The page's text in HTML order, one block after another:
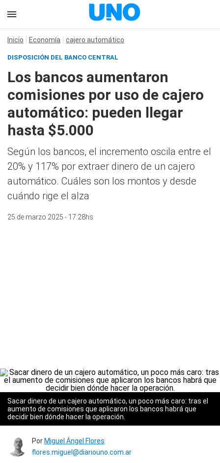
Inicio Economía cajero automático
DISPOSICIÓN DEL BANCO CENTRAL
Los bancos aumentaron
comisiones por uso de cajero
automático: pueden llegar
hasta $5.000
Según los bancos, el incremento oscila entre el
20% y 117% por extraer dinero de un cajero
automático. Cuáles son los montos y desde
cuándo rige el alza
25 de marzo 2025 - 17:28hs
Sacar dinero de un cajero automático, un poco más caro: tras el
aumento de comisiones que aplicaron los bancos habrá que
decidir bien dónde hacer la operación.
Por Miguel Ángel Flores
flores.miguel@diariouno.com.ar